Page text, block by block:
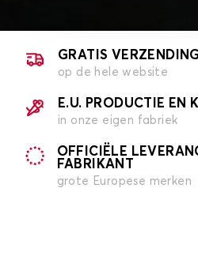
GRATIS VERZENDING
op de hele website
E.U. PRODUCTIE EN
in onze eigen fabriek
OFFICIËLE
FABRIKANT
grote Europese merken